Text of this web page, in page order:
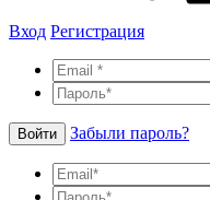
Вход Регистрация
Войти Забыли пароль?